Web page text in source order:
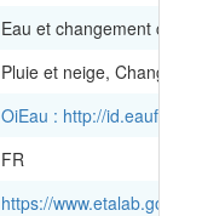
Eau et changement
Pluie et neige,
OiEau : http://
FR
https://